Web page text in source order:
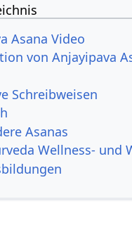
Asana Video
von Anjayipava
Schreibweisen
Asanas
Wellness- und